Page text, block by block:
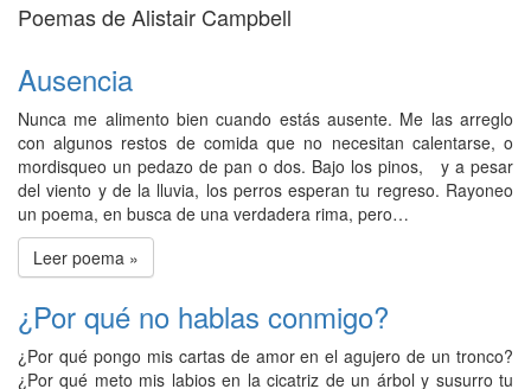
Poemas de Alistair Campbell
Ausencia
Nunca me alimento bien cuando estás ausente. Me las arreglo
con algunos restos de comida que no necesitan calentarse, o
mordisqueo un pedazo de pan o dos. Bajo los pinos, y a pesar
del viento y de la lluvia, los perros esperan tu regreso. Rayoneo
un poema, en busca de una verdadera rima, pero…
Leer poema »
¿Por qué no hablas conmigo?
¿Por qué pongo mis cartas de amor en el agujero de un tronco?
¿Por qué meto mis labios en la cicatriz de un árbol y susurro tu